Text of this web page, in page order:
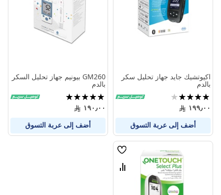
اكيوتشيك جايد جهاز تحليل سكر
بالدم
تقييم:
80%
١٩٩٫٠٠
أضف إلى عربة التسوق
GM260 بيونيم جهاز تحليل السكر
بالدم
تقييم:
100%
١٩٠٫٠٠
أضف إلى عربة التسوق
قائمة
قارن